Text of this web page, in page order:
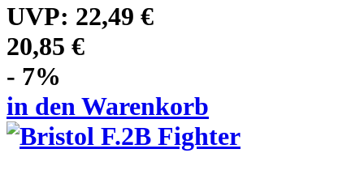
UVP: 22,49 €
20,85 €
- 7%
in den Warenkorb